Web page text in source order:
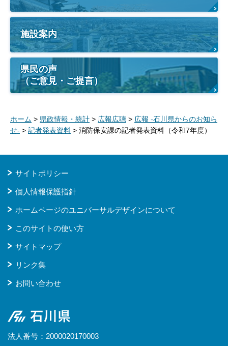
施設案内
県民の声
（ご意見・ご提言）
ホーム > 県政情報・統計 > 広報広聴 > 広報 -石川県からのお知ら
せ- > 記者発表資料 > 消防保安課の記者発表資料（令和7年度）
サイトポリシー
個人情報保護指針
ホームページのユニバーサルデザインについて
このサイトの使い方
サイトマップ
リンク集
お問い合わせ
石川県
法人番号：2000020170003